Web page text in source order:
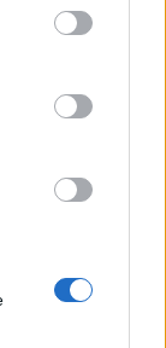
kibővítsék
az